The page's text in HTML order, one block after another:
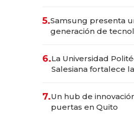
5.Samsung presenta
generación de
6.La Universidad
Salesiana fortalece
7.Un hub de
puertas en Quito